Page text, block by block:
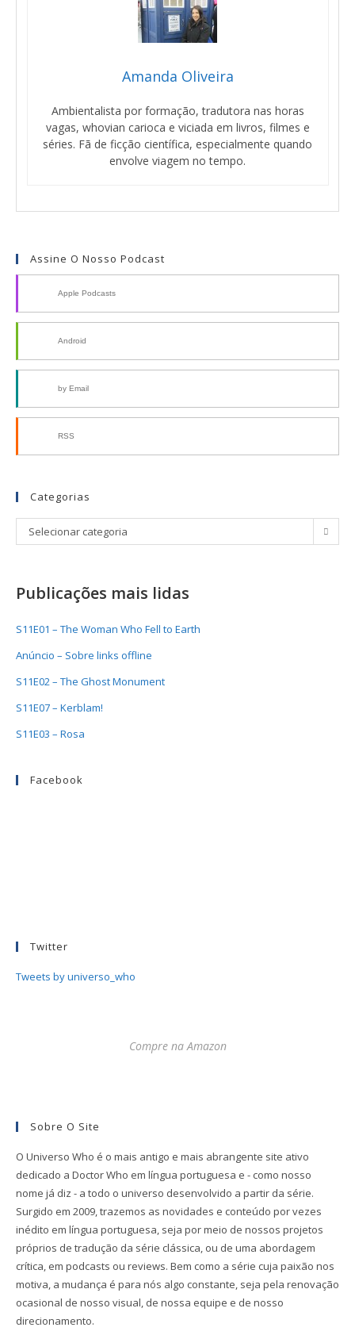
Amanda Oliveira
Ambientalista por formação, tradutora nas horas
vagas, whovian carioca e viciada em livros, filmes e
séries. Fã de ficção científica, especialmente quando
envolve viagem no tempo.
Assine O Nosso Podcast
Apple Podcasts
Android
by Email
RSS
Categorias
Selecionar categoria
Publicações mais lidas
S11E01 – The Woman Who Fell to Earth
Anúncio – Sobre links offline
S11E02 – The Ghost Monument
S11E07 – Kerblam!
S11E03 – Rosa
Facebook
Twitter
Tweets by universo_who
Compre na Amazon
Sobre O Site
O Universo Who é o mais antigo e mais abrangente site ativo
dedicado a Doctor Who em língua portuguesa e - como nosso
nome já diz - a todo o universo desenvolvido a partir da série.
Surgido em 2009, trazemos as novidades e conteúdo por vezes
inédito em língua portuguesa, seja por meio de nossos projetos
próprios de tradução da série clássica, ou de uma abordagem
crítica, em podcasts ou reviews. Bem como a série cuja paixão nos
motiva, a mudança é para nós algo constante, seja pela renovação
ocasional de nosso visual, de nossa equipe e de nosso
direcionamento.